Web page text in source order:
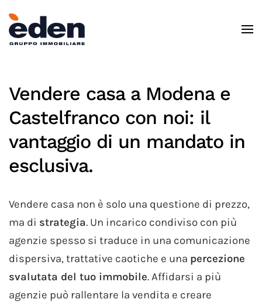
Skip to main content
Vendere casa a Modena e
Castelfranco con noi: il
vantaggio di un mandato in
esclusiva.
Vendere casa non è solo una questione di prezzo,
ma di strategia. Un incarico condiviso con più
agenzie spesso si traduce in una comunicazione
dispersiva, trattative caotiche e una percezione
svalutata del tuo immobile. Affidarsi a più
agenzie può rallentare la vendita e creare